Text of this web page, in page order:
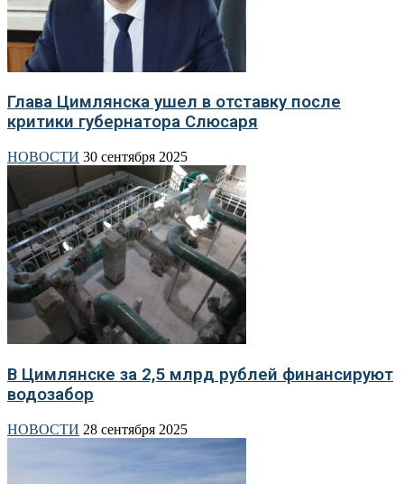
Глава Цимлянска ушел в отставку после
критики губернатора Слюсаря
НОВОСТИ 30 сентября 2025
В Цимлянске за 2,5 млрд рублей финансируют
водозабор
НОВОСТИ 28 сентября 2025